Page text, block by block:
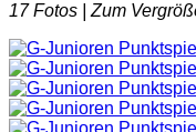
17 Fotos | Zum